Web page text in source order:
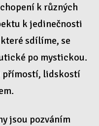
k různých
k jedinečnosti
sdílíme, se
po mystickou.
přímostí, lidskostí
jsou pozváním